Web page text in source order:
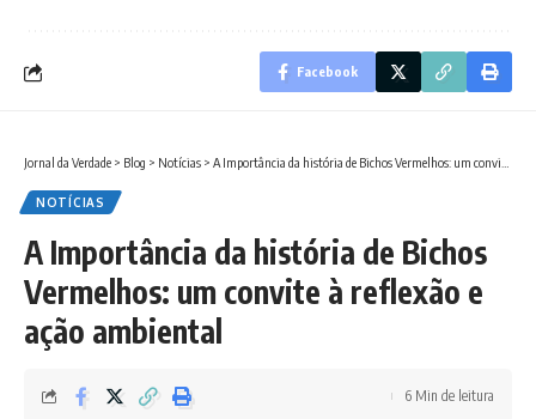
Facebook
Jornal da Verdade > Blog > Notícias > A Importância da história de Bichos Vermelhos: um convite à reflexão e ação ambiental
NOTÍCIAS
A Importância da história de Bichos
Vermelhos: um convite à reflexão e
ação ambiental
6 Min de leitura